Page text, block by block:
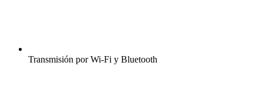
Transmisión por Wi-Fi y Bluetooth